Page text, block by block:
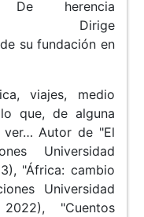
De herencia
Dirige
su fundación en
viajes, medio
que, de alguna
Autor de "El
Universidad
"África: cambio
Universidad
"Cuentos